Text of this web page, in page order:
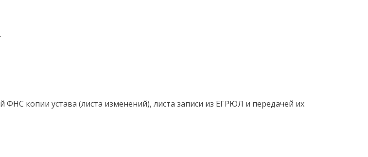
копии устава (листа изменений), листа записи из ЕГРЮЛ и передачей их